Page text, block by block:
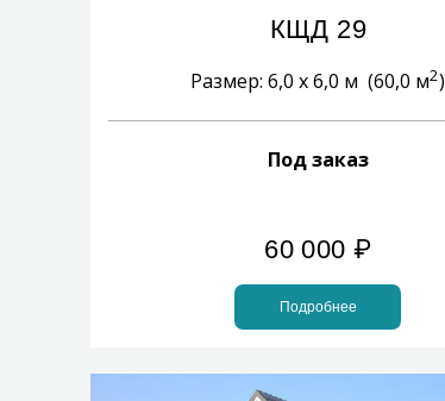
КЩД 29
Размер: 6,0 х 6,0 м (60,0 м2)
Под заказ
60 000 ₽
Подробнее